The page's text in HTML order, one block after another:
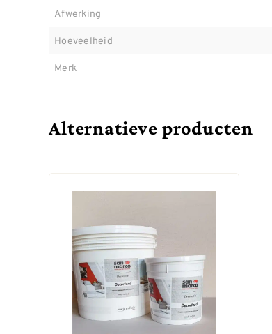
Afwerking
Hoeveelheid
Merk
Alternatieve producten